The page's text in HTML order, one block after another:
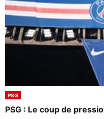
PSG
PSG : Le coup de